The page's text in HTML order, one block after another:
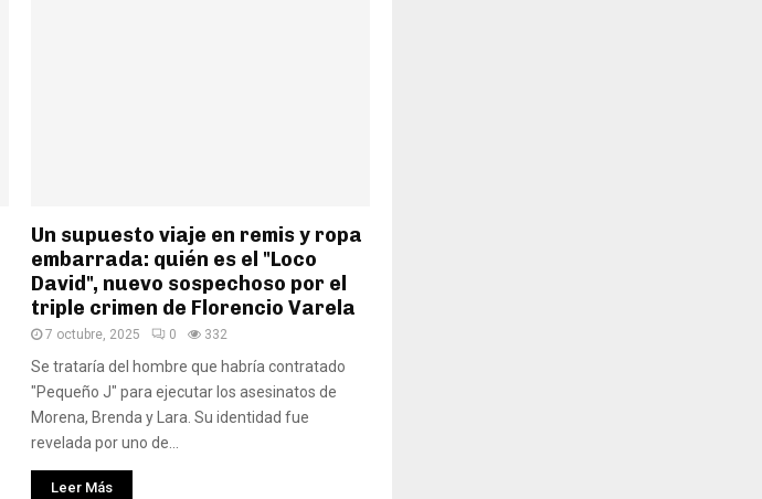
Un supuesto viaje en remis y ropa
embarrada: quién es el "Loco
David", nuevo sospechoso por el
triple crimen de Florencio Varela
7 octubre, 2025 0 332
Se trataría del hombre que habría contratado
"Pequeño J" para ejecutar los asesinatos de
Morena, Brenda y Lara. Su identidad fue
revelada por uno de...
Leer Más